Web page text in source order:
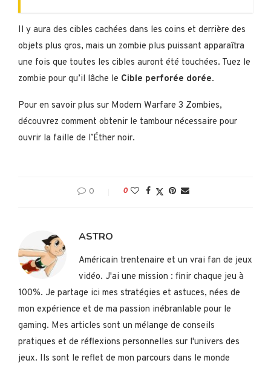
Il y aura des cibles cachées dans les coins et derrière des
objets plus gros, mais un zombie plus puissant apparaîtra
une fois que toutes les cibles auront été touchées. Tuez le
zombie pour qu’il lâche le Cible perforée dorée.
Pour en savoir plus sur Modern Warfare 3 Zombies,
découvrez comment obtenir le tambour nécessaire pour
ouvrir la faille de l’Éther noir.
0 0
ASTRO
Américain trentenaire et un vrai fan de jeux
vidéo. J'ai une mission : finir chaque jeu à
100%. Je partage ici mes stratégies et astuces, nées de
mon expérience et de ma passion inébranlable pour le
gaming. Mes articles sont un mélange de conseils
pratiques et de réflexions personnelles sur l'univers des
jeux. Ils sont le reflet de mon parcours dans le monde